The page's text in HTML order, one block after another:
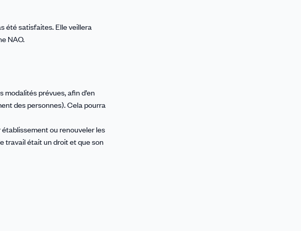
été satisfaites. Elle veillera
NAO.
prévues, afin d’en
des personnes). Cela pourra
ou renouveler les
travail était un droit et que son